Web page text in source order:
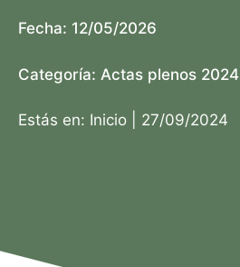
Fecha: 12/05/2026
Categoría: Actas plenos 2024
Estás en: Inicio 27/09/2024